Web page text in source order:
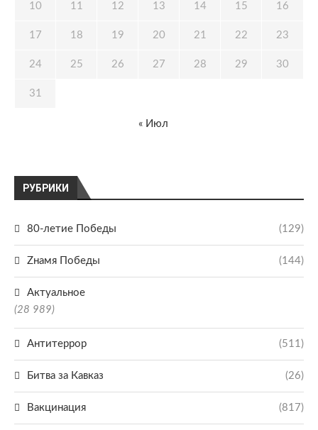
РУБРИКИ
80-летие Победы (129)
Zнамя Победы (144)
Актуальное
(28 989)
Антитеррор (511)
Битва за Кавказ (26)
Вакцинация (817)
10 11 12 13 14 15 16
17 18 19 20 21 22 23
24 25 26 27 28 29 30
31
« Июл